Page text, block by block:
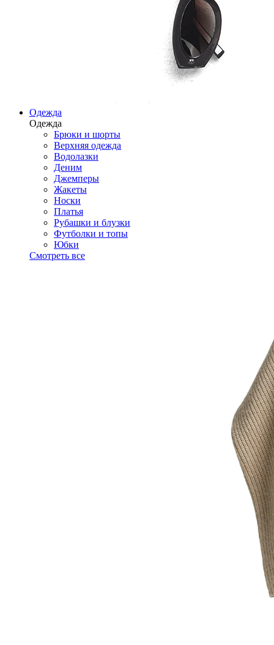
Одежда
Одежда
Брюки и шорты
Верхняя одежда
Водолазки
Деним
Джемперы
Жакеты
Носки
Платья
Рубашки и блузки
Футболки и топы
Юбки
Смотреть все